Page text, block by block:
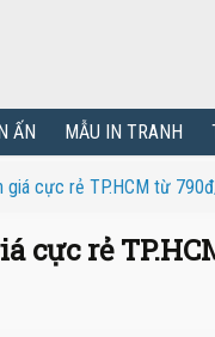
ẤN MẪU IN TRANH
giá cực rẻ TP.HCM từ
cực rẻ